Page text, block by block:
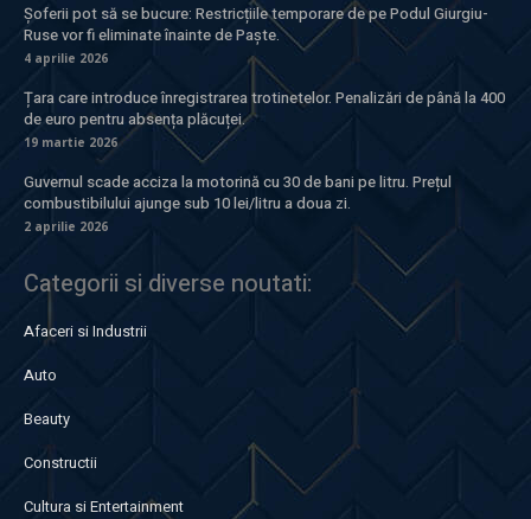
Șoferii pot să se bucure: Restricțiile temporare de pe Podul Giurgiu-
Ruse vor fi eliminate înainte de Paște.
4 aprilie 2026
Țara care introduce înregistrarea trotinetelor. Penalizări de până la 400
de euro pentru absența plăcuței.
19 martie 2026
Guvernul scade acciza la motorină cu 30 de bani pe litru. Prețul
combustibilului ajunge sub 10 lei/litru a doua zi.
2 aprilie 2026
Categorii si diverse noutati:
Afaceri si Industrii
Auto
Beauty
Constructii
Cultura si Entertainment